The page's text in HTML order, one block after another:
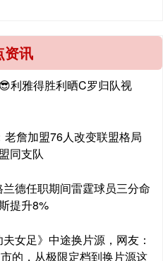
资讯
利雅得胜利晒C罗归队视
詹加盟76人改变联盟格局
同支队
德任职期间雷霆球员三分命
提升8%
女足》中途换片源，网友：
的，从极限定档到换片源这